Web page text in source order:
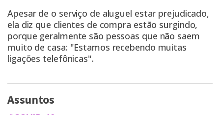
Apesar de o serviço de aluguel estar prejudicado,
ela diz que clientes de compra estão surgindo,
porque geralmente são pessoas que não saem
muito de casa: "Estamos recebendo muitas
ligações telefônicas".
Assuntos